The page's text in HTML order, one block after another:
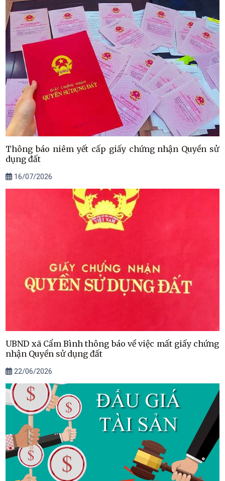
Thông báo niêm yết cấp giấy chứng nhận Quyền sử
dụng đất
16/07/2026
UBND xã Cẩm Bình thông báo về việc mất giấy chứng
nhận Quyền sử dụng đất
22/06/2026